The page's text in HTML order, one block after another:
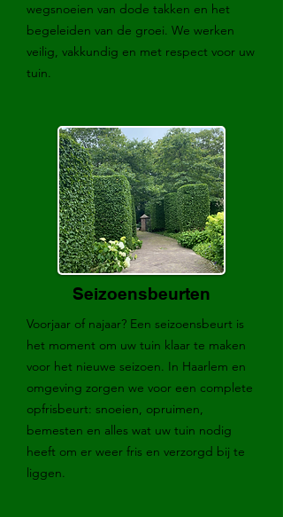
wegsnoeien van dode takken en het
begeleiden van de groei. We werken
veilig, vakkundig en met respect voor uw
tuin.
Seizoensbeurten
Voorjaar of najaar? Een seizoensbeurt is
het moment om uw tuin klaar te maken
voor het nieuwe seizoen. In Haarlem en
omgeving zorgen we voor een complete
opfrisbeurt: snoeien, opruimen,
bemesten en alles wat uw tuin nodig
heeft om er weer fris en verzorgd bij te
liggen.